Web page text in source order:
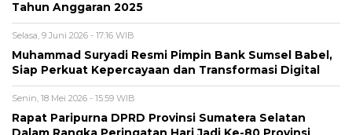
Tahun Anggaran 2025
Selasa, 9 Juni 2026 - 17:16 WIB
Muhammad Suryadi Resmi Pimpin Bank Sumsel Babel,
Siap Perkuat Kepercayaan dan Transformasi Digital
Senin, 18 Mei 2026 - 15:59 WIB
Rapat Paripurna DPRD Provinsi Sumatera Selatan